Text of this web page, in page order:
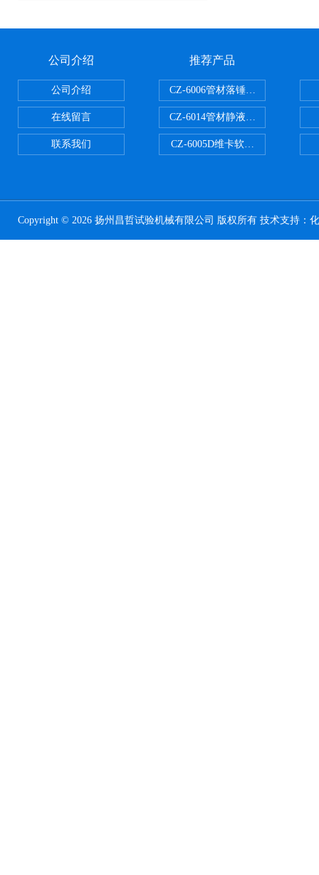
公司介绍
公司介绍
在线留言
联系我们
推荐产品
CZ-6006管材落锤冲击试验机
CZ-6014管材静液压爆破试验机
CZ-6005D维卡软化点温度测定仪
Copyright © 2026 扬州昌哲试验机械有限公司 版权所有 技术支持：